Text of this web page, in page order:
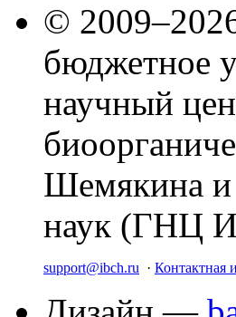
©
бюджетное
научный
Шемякина и
наук (ГНЦ
support@ibch.ru · Контактная